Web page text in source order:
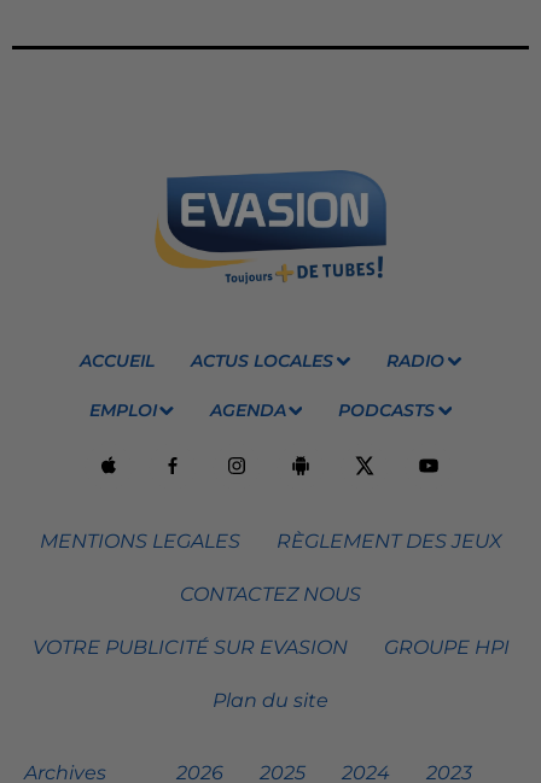
ACCUEIL ACTUS LOCALES RADIO
EMPLOI AGENDA PODCASTS
MENTIONS LEGALES RÈGLEMENT DES JEUX
CONTACTEZ NOUS
VOTRE PUBLICITÉ SUR EVASION GROUPE HPI
Plan du site
Archives 2026 2025 2024 2023